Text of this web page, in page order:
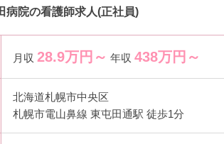
病院の看護師求人(正社員)
月収 28.9万円～ 年収 438万円～
北海道札幌市中央区
札幌市電山鼻線 東屯田通駅 徒歩1分